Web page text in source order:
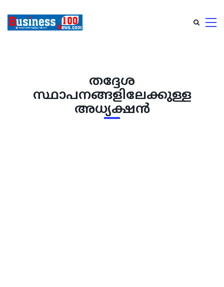
തദ്ദേശ
സ്ഥാപനങ്ങളിലേക്കുള്ള
അധ്യക്ഷന്‍